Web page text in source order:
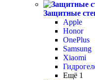
Защитные
Apple
Honor
OnePlus
Samsung
Xiaomi
Ещё 1